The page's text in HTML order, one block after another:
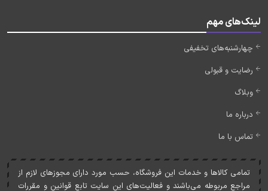
لینک‌های مهم
چهارشنبه‌های تخفیفی
رضایت و قبولی
وبلاگ
درباره ما
تماس با ما
تمامی کالاها و خدمات اين فروشگاه، حسب مورد دارای مجوزهای لازم از
مراجع مربوطه می‌باشند و فعاليت‌های اين سايت تابع قوانين و مقررات